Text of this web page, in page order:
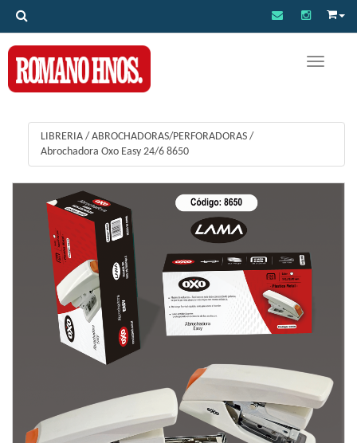
Toggle
LIBRERIA / ABROCHADORAS/PERFORADORAS /
Abrochadora Oxo Easy 24/6 8650